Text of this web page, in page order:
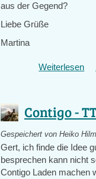
aus der Gegend?
Liebe Grüße
Martina
Weiterlesen
Contigo -
Gespeichert vonHeiko
Gert, ich finde die Idee
besprechen kann nicht
Contigo Laden machen